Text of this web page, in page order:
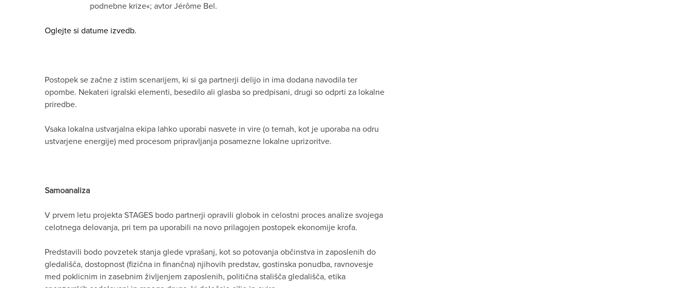
podnebne krize«; avtor Jérôme Bel.
Oglejte si datume izvedb.
Postopek se začne z istim scenarijem, ki si ga partnerji delijo in ima dodana navodila ter
opombe. Nekateri igralski elementi, besedilo ali glasba so predpisani, drugi so odprti za lokalne
priredbe.
Vsaka lokalna ustvarjalna ekipa lahko uporabi nasvete in vire (o temah, kot je uporaba na odru
ustvarjene energije) med procesom pripravljanja posamezne lokalne uprizoritve.
Samoanaliza
V prvem letu projekta STAGES bodo partnerji opravili globok in celostni proces analize svojega
celotnega delovanja, pri tem pa uporabili na novo prilagojen postopek ekonomije krofa.
Predstavili bodo povzetek stanja glede vprašanj, kot so potovanja občinstva in zaposlenih do
gledališča, dostopnost (fizična in finančna) njihovih predstav, gostinska ponudba, ravnovesje
med poklicnim in zasebnim življenjem zaposlenih, politična stališča gledališča, etika